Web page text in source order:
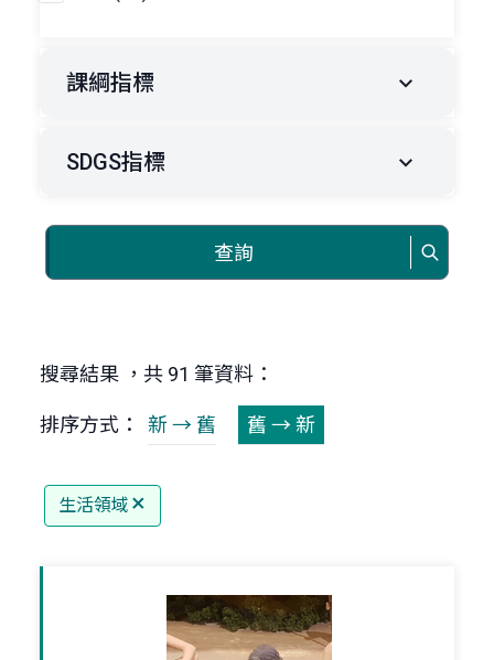
課綱指標
SDGS指標
查詢
搜尋結果 ，共 91 筆資料：
排序方式： 新 → 舊 舊 → 新
生活領域